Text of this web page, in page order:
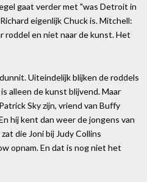
gaat verder met "was Detroit in
eigenlijk Chuck is. Mitchell:
roddel en niet naar de kunst. Het
Uiteindelijk blijken de roddels
alleen de kunst blijvend. Maar
Sky zijn, vriend van Buffy
hij kent dan weer de jongens van
die Joni bij Judy Collins
opnam. En dat is nog niet het